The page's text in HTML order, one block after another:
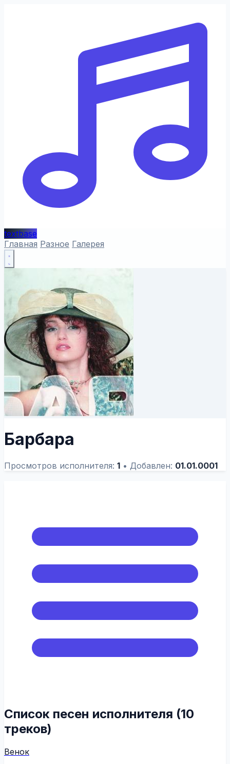
textbase
Главная Разное Галерея
Барбара
Просмотров исполнителя: 1 • Добавлен: 01.01.0001
Список песен исполнителя (10
треков)
Венок